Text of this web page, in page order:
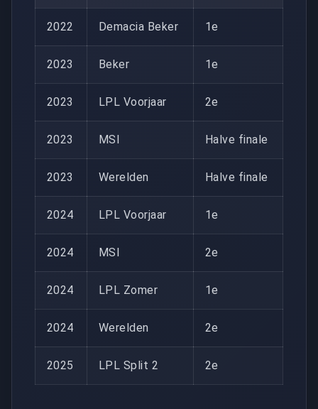
2022 Demacia Beker 1e
2023 Beker 1e
2023 LPL Voorjaar 2e
2023 MSI Halve finale
2023 Werelden Halve finale
2024 LPL Voorjaar 1e
2024 MSI 2e
2024 LPL Zomer 1e
2024 Werelden 2e
2025 LPL Split 2 2e